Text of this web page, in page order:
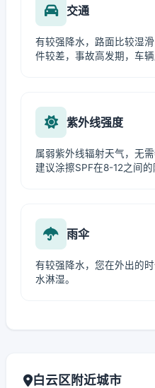
交通
有较强降水，路面比较湿
件较差，事故高发期，车辆
紫外线强度
属弱紫外线辐射天气，无
建议涂擦SPF在8-12之间的
雨伞
有较强降水，您在外出的
水淋湿。
白云区附近城市